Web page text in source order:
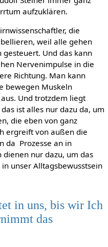
aufzuklären.
die
weil alle gehen
Und das kann
Nervenimpulse in die
Richtung. Man kann
bewegen Muskeln
Und trotzdem liegt
ist alles nur dazu da, um
die eben von ganz
ergreift von außen die
da Prozesse an in
dienen nur dazu, um das
unser Alltagsbewusstsein
in uns, bis wir Ich
das